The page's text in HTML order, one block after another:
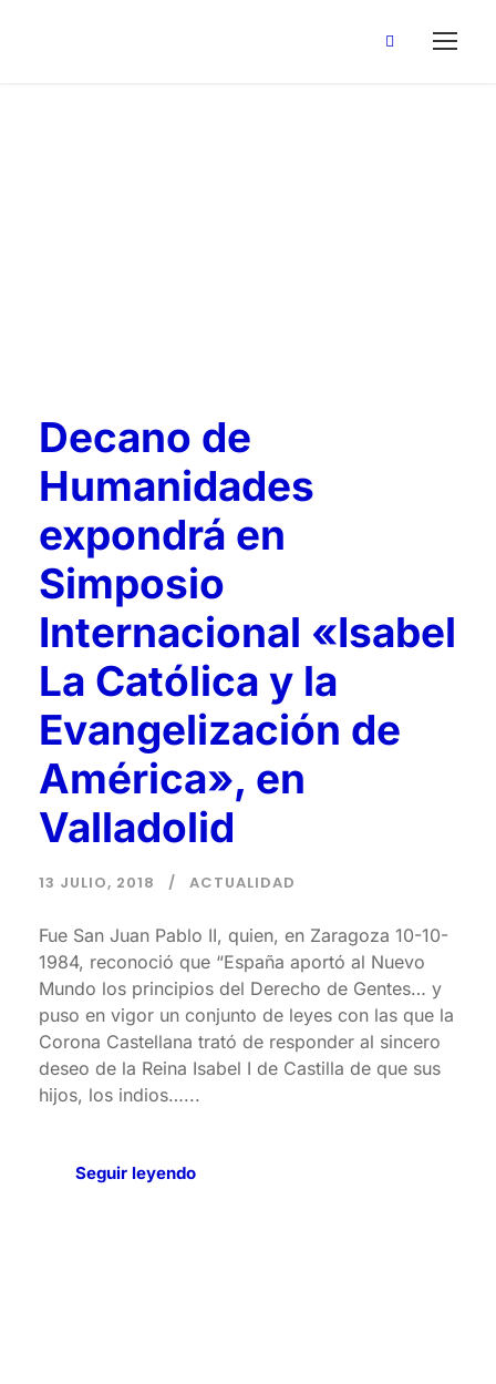
Decano de
Humanidades
expondrá en
Simposio
Internacional «Isabel
La Católica y la
Evangelización de
América», en
Valladolid
13 JULIO, 2018 ACTUALIDAD
Fue San Juan Pablo II, quien, en Zaragoza 10-10-
1984, reconoció que “España aportó al Nuevo
Mundo los principios del Derecho de Gentes… y
puso en vigor un conjunto de leyes con las que la
Corona Castellana trató de responder al sincero
deseo de la Reina Isabel I de Castilla de que sus
hijos, los indios…...
Seguir leyendo